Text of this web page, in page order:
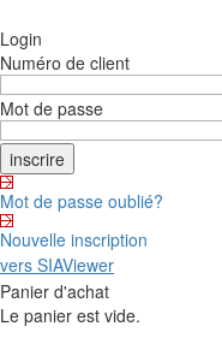
Login
Numéro de client
Mot de passe
Mot de passe oublié?
Nouvelle inscription
vers SIAViewer
Panier d'achat
Le panier est vide.